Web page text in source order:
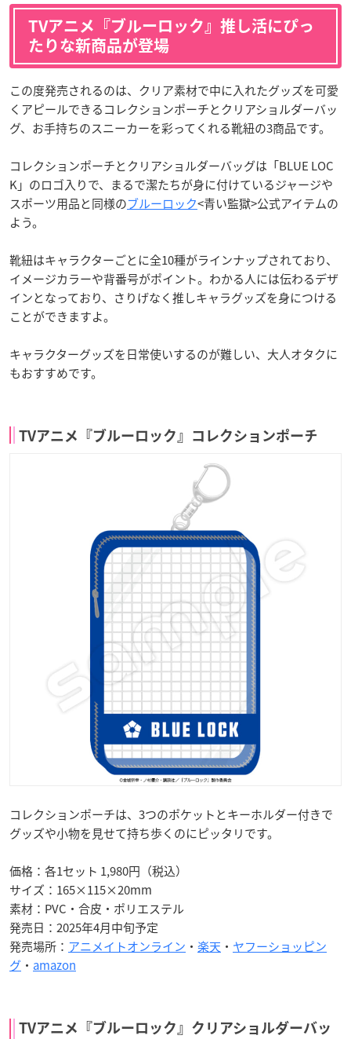
TVアニメ『ブルーロック』推し活にぴっ
たりな新商品が登場
この度発売されるのは、クリア素材で中に入れたグッズを可愛
くアピールできるコレクションポーチとクリアショルダーバッ
グ、お手持ちのスニーカーを彩ってくれる靴紐の3商品です。
コレクションポーチとクリアショルダーバッグは「BLUE LOC
K」のロゴ入りで、まるで潔たちが身に付けているジャージや
スポーツ用品と同様のブルーロック<青い監獄>公式アイテムの
よう。
靴紐はキャラクターごとに全10種がラインナップされており、
イメージカラーや背番号がポイント。わかる人には伝わるデザ
インとなっており、さりげなく推しキャラグッズを身につける
ことができますよ。
キャラクターグッズを日常使いするのが難しい、大人オタクに
もおすすめです。
TVアニメ『ブルーロック』コレクションポーチ
コレクションポーチは、3つのポケットとキーホルダー付きで
グッズや小物を見せて持ち歩くのにピッタリです。
価格：各1セット 1,980円（税込）
サイズ：165×115×20mm
素材：PVC・合皮・ポリエステル
発売日：2025年4月中旬予定
発売場所： アニメイトオンライン ・ 楽天 ・ ヤフーショッピン
グ ・ amazon
TVアニメ『ブルーロック』クリアショルダーバッ